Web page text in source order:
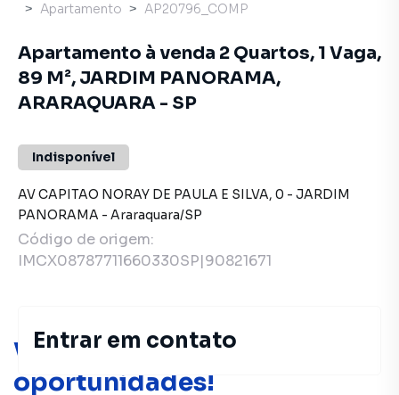
Você pode encontrar novas
oportunidades!
Apartamento
AP20796_COMP
Apartamento à venda 2 Quartos, 1 Vaga,
89 M², JARDIM PANORAMA,
ARARAQUARA - SP
Indisponível
AV CAPITAO NORAY DE PAULA E SILVA, 0 - JARDIM
PANORAMA - Araraquara/SP
Código de origem:
IMCX08787711660330SP|90821671
Entrar em contato